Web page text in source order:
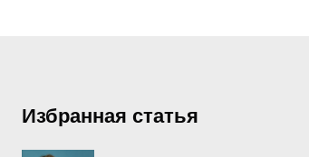
Избранная статья